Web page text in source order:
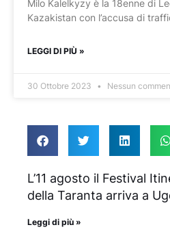
Milo Kalelkyzy è la 18enne di
Kazakistan con l’accusa di
LEGGI DI PIÙ »
30 Ottobre 2023 Nessun
L’11 agosto il Festival
della Taranta arriva a
Leggi di più »